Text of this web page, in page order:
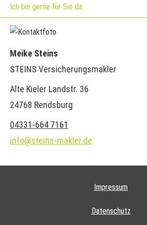
Ich bin gerne für Sie da:
Meike Steins
STEINS Ver­sicherungs­makler
Alte Kieler Landstr. 36
24768 Rendsburg
04331-664 7161
info@steins-makler.de
Impressum
Datenschutz